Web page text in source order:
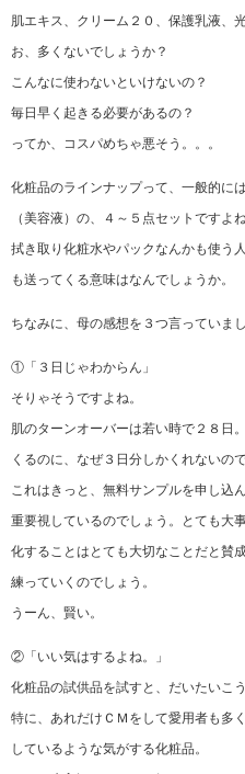
肌エキス、クリーム２０、保護乳液、
お、多くないでしょうか？
こんなに使わないといけないの？
毎日早く起きる必要があるの？
ってか、コスパめちゃ悪そう。。。
化粧品のラインナップって、一般的に
（美容液）の、４～５点セットですよね
拭き取り化粧水やパックなんかも使う
も送ってくる意味はなんでしょうか。
ちなみに、母の感想を３つ言っていまし
①「３日じゃわからん」
そりゃそうですよね。
肌のターンオーバーは若い時で２８日
くるのに、なぜ３日分しかくれないので
これはきっと、無料サンプルを申し込
重要視しているのでしょう。とても大
化することはとても大切なことだと賛
練っていくのでしょう。
うーん、賢い。
②「いい気はするよね。」
化粧品の試供品を試すと、だいたいこ
特に、あれだけＣＭをして愛用者も多
しているような気がする化粧品。